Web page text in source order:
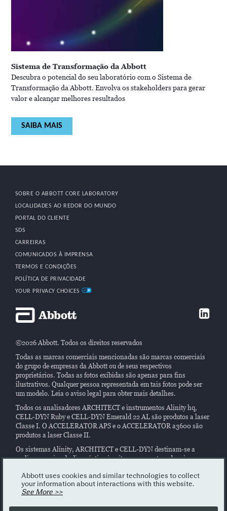
Sistema de Transformação da Abbott
Descubra o potencial do seu laboratório com o Sistema de
Transformação da Abbott. Envolva os stakeholders para gerar
valor e alcançar melhores resultados
SAIBA MAIS
SOBRE O ABBOTT CORE LABORATORY
LOCALIDADES AO REDOR DO MUNDO
PORTAL DO CLIENTE
SDS
CARREIRAS
COMUNICADOS À IMPRENSA
TERMOS E CONDIÇÕES
POLÍTICA DE PRIVACIDADE
YOUR PRIVACY CHOICES
©2026 Abbott. Todos os direitos reservados
Todas as marcas comerciais mencionadas são marcas comerciais
do grupo de empresas da Abbott ou de seus respectivos
proprietários. Todas as fotos exibidas são apenas para fins
ilustrativos. Qualquer pessoa representada em tais fotos pode ser
um modelo. Leia o aviso legal para obter mais detalhes.
Todos os analisadores ARCHITECT e instrumentos Alinity hq,
CELL-DYN Ruby e CELL-DYN Emerald 22 AL são produtos a laser
Classe I. O ACCELERATOR APS e o ACCELERATOR a3600 são
produtos a laser Classe II.
Os sistemas Alinity, ARCHITECT e CELL-DYN destinam-se a
realizar ensaios de diagnósticoin vitroem amostras de origem
nas instruções dos rótulos e/ou do reagente.
Este site contém informações gerais sobre nossos produtos
acordo com o país. Para saber a disponibilidade do produto em seu
Abbott uses cookies and similar technologies to collect
your information about interactions with this website.
See More >>